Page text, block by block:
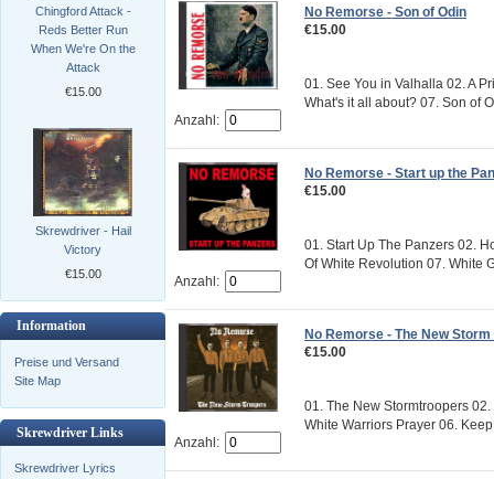
Chingford Attack -
Reds Better Run
When We're On the
Attack
€15.00
Skrewdriver - Hail
Victory
€15.00
Information
Preise und Versand
Site Map
Skrewdriver Links
Skrewdriver Lyrics
Anzahl:
No Remorse - Son of Odin
€15.00
01. See You in Valhalla 02. A
What's it all about? 07. Son of
Anzahl:
No Remorse - Start up the
€15.00
01. Start Up The Panzers 02.
Of White Revolution 07. White
Anzahl:
No Remorse - The New
€15.00
01. The New Stormtroopers
White Warriors Prayer 06.